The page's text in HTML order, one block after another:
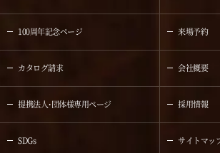
100周年記念ページ 来場予約
カタログ請求 会社概要
提携法人・団体様専用ページ 採用情報
SDGs サイトマッ